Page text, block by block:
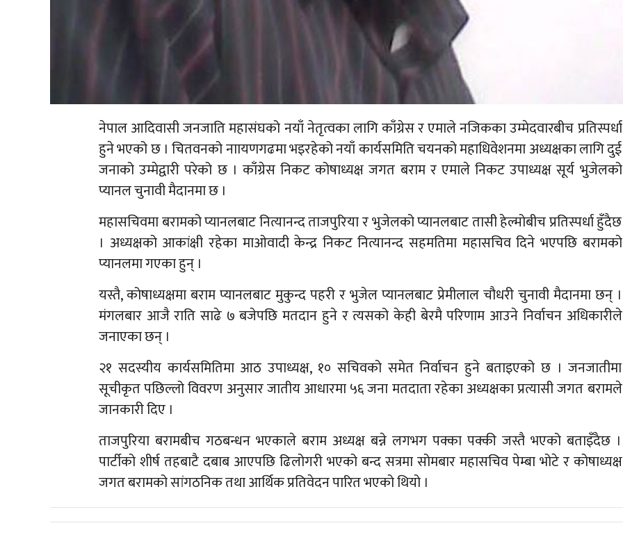
नेपाल आदिवासी जनजाति महासंघको नयाँ नेतृत्वका लागि काँग्रेस र एमाले नजिकका उम्मेदवारबीच प्रतिस्पर्धा
हुने भएको छ । चितवनको नाायणगढमा भइरहेको नयाँ कार्यसमिति चयनको महाधिवेशनमा अध्यक्षका लागि दुई
जनाको उम्मेद्वारी परेको छ । काँग्रेस निकट कोषाध्यक्ष जगत बराम र एमाले निकट उपाध्यक्ष सूर्य भुजेलको
प्यानल चुनावी मैदानमा छ ।
महासचिवमा बरामको प्यानलबाट नित्यानन्द ताजपुरिया र भुजेलको प्यानलबाट तासी हेल्मोबीच प्रतिस्पर्धा हुँदैछ
। अध्यक्षको आकांक्षी रहेका माओवादी केन्द्र निकट नित्यानन्द सहमतिमा महासचिव दिने भएपछि बरामको
प्यानलमा गएका हुन् ।
यस्तै, कोषाध्यक्षमा बराम प्यानलबाट मुकुन्द पहरी र भुजेल प्यानलबाट प्रेमीलाल चौधरी चुनावी मैदानमा छन् ।
मंगलबार आजै राति साढे ७ बजेपछि मतदान हुने र त्यसको केही बेरमै परिणाम आउने निर्वाचन अधिकारीले
जनाएका छन् ।
२१ सदस्यीय कार्यसमितिमा आठ उपाध्यक्ष, १० सचिवको समेत निर्वाचन हुने बताइएको छ । जनजातीमा
सूचीकृत पछिल्लो विवरण अनुसार जातीय आधारमा ५६ जना मतदाता रहेका अध्यक्षका प्रत्यासी जगत बरामले
जानकारी दिए ।
ताजपुरिया बरामबीच गठबन्धन भएकाले बराम अध्यक्ष बन्ने लगभग पक्का पक्की जस्तै भएको बताइँदैछ ।
पार्टीको शीर्ष तहबाटै दबाब आएपछि ढिलोगरी भएको बन्द सत्रमा सोमबार महासचिव पेम्बा भोटे र कोषाध्यक्ष
जगत बरामको सांगठनिक तथा आर्थिक प्रतिवेदन पारित भएको थियो ।